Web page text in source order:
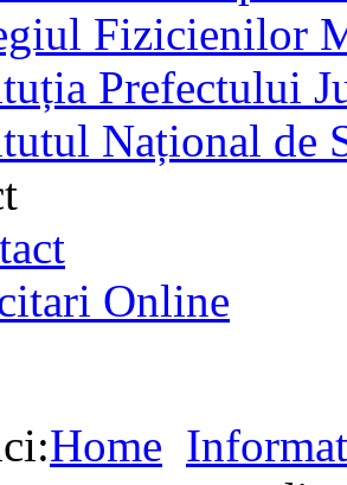
Fizicienilor
Prefectului
Național de
Online
Home